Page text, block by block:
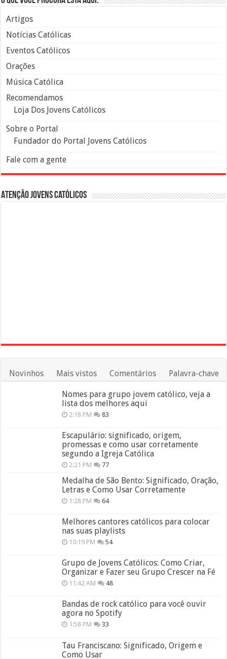
Artigos
Notícias Católicas
Eventos Católicos
Orações
Música Católica
Recomendamos
Loja Dos Jovens Católicos
Sobre o Portal
Fundador do Portal Jovens Católicos
Fale com a gente
Atenção Jovens Católicos
Novinhos Mais vistos Comentários Palavra-chave
Nomes para grupo jovem católico, veja a
lista dos melhores aqui
2:18 PM 83
Escapulário: significado, origem,
promessas e como usar corretamente
segundo a Igreja Católica
2:21 PM 77
Medalha de São Bento: Significado, Oração,
Letras e Como Usar Corretamente
1:28 PM 64
Melhores cantores católicos para colocar
nas suas playlists
10:19 PM 54
Grupo de Jovens Católicos: Como Criar,
Organizar e Fazer seu Grupo Crescer na Fé
11:42 AM 48
Bandas de rock católico para você ouvir
agora no Spotify
1:58 PM 33
Tau Franciscano: Significado, Origem e
Como Usar